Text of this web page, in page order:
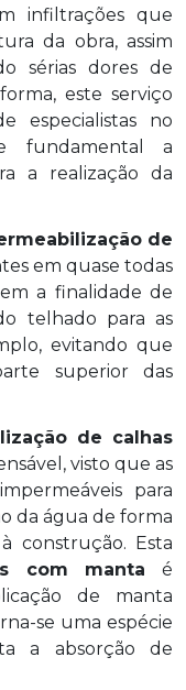
infiltrações que
da obra, assim
sérias dores de
este serviço
especialistas no
fundamental a
a realização da
de
em quase todas
a finalidade de
telhado para as
evitando que
superior das
de calhas
visto que as
para
da água de forma
construção. Esta
com manta é
de manta
se uma espécie
a absorção de